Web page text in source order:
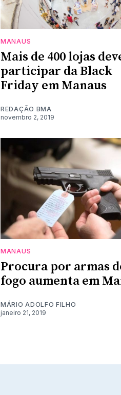
MANAUS
Mais de 400 lojas
participar da Black
Friday em Manaus
REDAÇÃO BMA
novembro 2, 2019
MANAUS
Procura por armas
fogo aumenta em
MÁRIO ADOLFO FILHO
janeiro 21, 2019